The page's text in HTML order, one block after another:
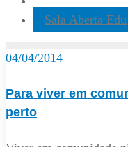
Sala Aberta Edu
04/04/2014
Para viver em
perto